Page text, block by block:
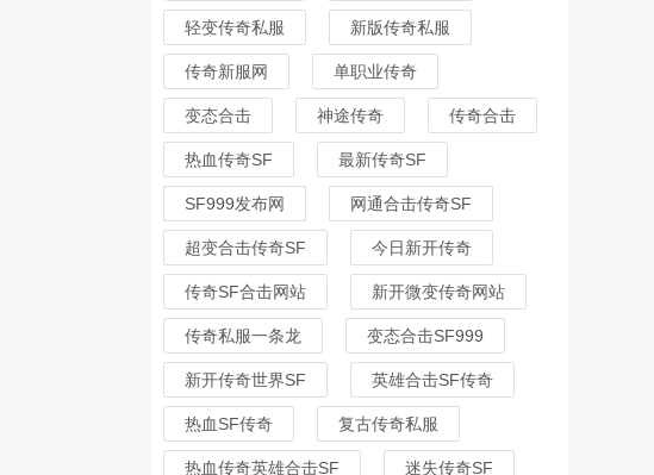
轻变传奇私服 新版传奇私服
传奇新服网 单职业传奇
变态合击 神途传奇 传奇合击
热血传奇SF 最新传奇SF
SF999发布网 网通合击传奇SF
超变合击传奇SF 今日新开传奇
传奇SF合击网站 新开微变传奇网站
传奇私服一条龙 变态合击SF999
新开传奇世界SF 英雄合击SF传奇
热血SF传奇 复古传奇私服
热血传奇英雄合击SF 迷失传奇SF